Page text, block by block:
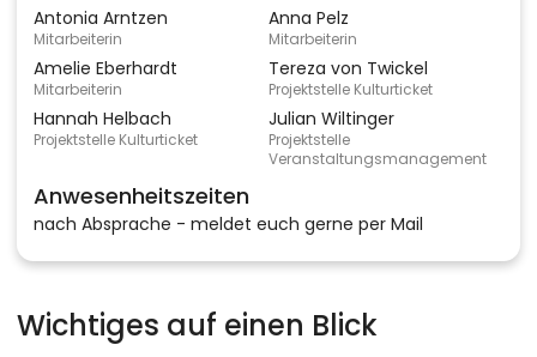
Antonia Arntzen
Mitarbeiterin
Anna Pelz
Mitarbeiterin
Amelie Eberhardt
Mitarbeiterin
Tereza von Twickel
Projektstelle Kulturticket
Hannah Helbach
Projektstelle Kulturticket
Julian Wiltinger
Projektstelle
Veranstaltungsmanagement
Anwesenheitszeiten
nach Absprache - meldet euch gerne per Mail
Wichtiges auf einen Blick